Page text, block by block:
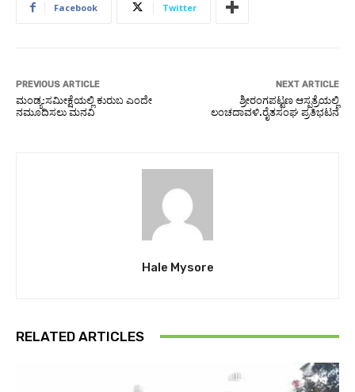
Facebook Twitter
PREVIOUS ARTICLE
ಮಂಡ್ಯ:ಸಮೀಕ್ಷೆಯಲ್ಲಿ ಕುರುಬ ಎಂದೇ
ನಮೂದಿಸಲು ಮನವಿ
NEXT ARTICLE
ಶ್ರೀರಂಗಪಟ್ಟಣ ಆಸ್ಪತ್ರೆಯಲ್ಲಿ
ಲಂಚದಾವಳಿ.ರೈತಸಂಘ ಪ್ರತಿಭಟನೆ
Hale Mysore
RELATED ARTICLES